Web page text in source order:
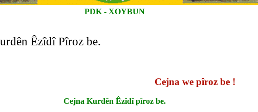
PDK - XOYBUN
Êzîdî Pîroz be.
Cejna we pîroz be !
Cejna Kurdên Êzîdî pîroz be.